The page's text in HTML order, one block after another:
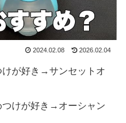
2024.02.08 2026.02.04
けが好き→サンセットオ
つけが好き→オーシャン